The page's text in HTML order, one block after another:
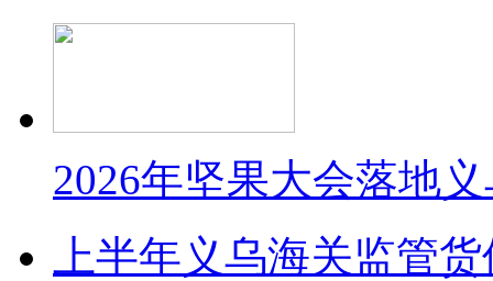
2026年坚果大会落地
上半年义乌海关监管